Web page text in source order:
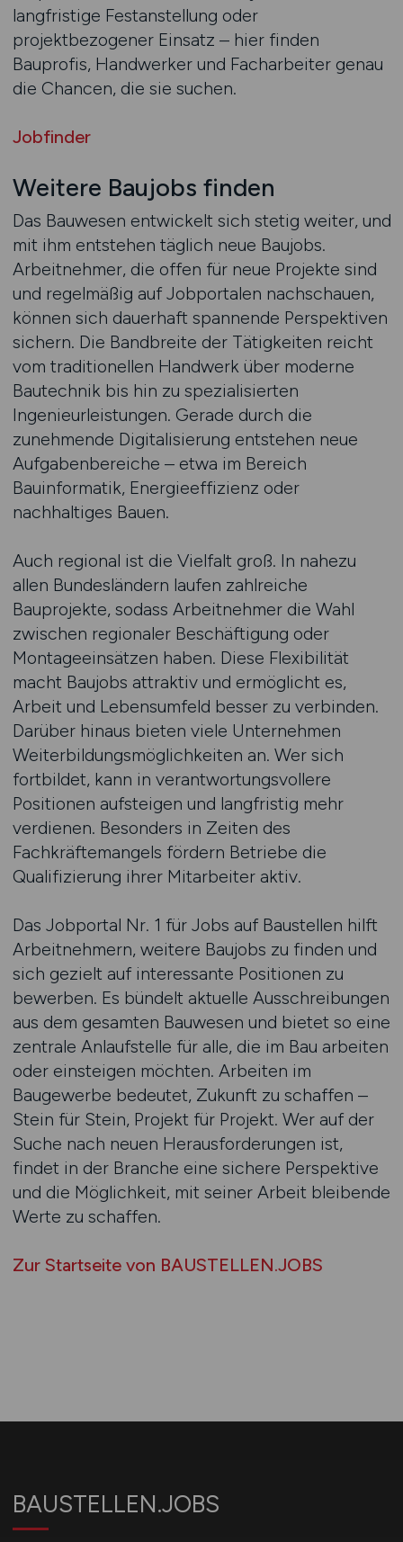
langfristige Festanstellung oder
projektbezogener Einsatz – hier finden
Bauprofis, Handwerker und Facharbeiter genau
die Chancen, die sie suchen.
Jobfinder
Weitere Baujobs finden
Das Bauwesen entwickelt sich stetig weiter, und
mit ihm entstehen täglich neue Baujobs.
Arbeitnehmer, die offen für neue Projekte sind
und regelmäßig auf Jobportalen nachschauen,
können sich dauerhaft spannende Perspektiven
sichern. Die Bandbreite der Tätigkeiten reicht
vom traditionellen Handwerk über moderne
Bautechnik bis hin zu spezialisierten
Ingenieurleistungen. Gerade durch die
zunehmende Digitalisierung entstehen neue
Aufgabenbereiche – etwa im Bereich
Bauinformatik, Energieeffizienz oder
nachhaltiges Bauen.
Auch regional ist die Vielfalt groß. In nahezu
allen Bundesländern laufen zahlreiche
Bauprojekte, sodass Arbeitnehmer die Wahl
zwischen regionaler Beschäftigung oder
Montageeinsätzen haben. Diese Flexibilität
macht Baujobs attraktiv und ermöglicht es,
Arbeit und Lebensumfeld besser zu verbinden.
Darüber hinaus bieten viele Unternehmen
Weiterbildungsmöglichkeiten an. Wer sich
fortbildet, kann in verantwortungsvollere
Positionen aufsteigen und langfristig mehr
verdienen. Besonders in Zeiten des
Fachkräftemangels fördern Betriebe die
Qualifizierung ihrer Mitarbeiter aktiv.
Das Jobportal Nr. 1 für Jobs auf Baustellen hilft
Arbeitnehmern, weitere Baujobs zu finden und
sich gezielt auf interessante Positionen zu
bewerben. Es bündelt aktuelle Ausschreibungen
aus dem gesamten Bauwesen und bietet so eine
zentrale Anlaufstelle für alle, die im Bau arbeiten
oder einsteigen möchten. Arbeiten im
Baugewerbe bedeutet, Zukunft zu schaffen –
Stein für Stein, Projekt für Projekt. Wer auf der
Suche nach neuen Herausforderungen ist,
findet in der Branche eine sichere Perspektive
und die Möglichkeit, mit seiner Arbeit bleibende
Werte zu schaffen.
Zur Startseite von BAUSTELLEN.JOBS
BAUSTELLEN.JOBS